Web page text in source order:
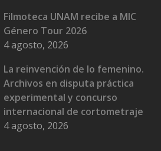
Filmoteca UNAM recibe a MIC
Género Tour 2026
4 agosto, 2026
La reinvención de lo femenino.
Archivos en disputa práctica
experimental y concurso
internacional de cortometraje
4 agosto, 2026